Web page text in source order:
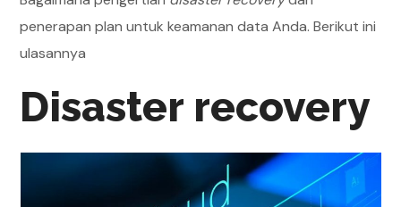
penerapan plan untuk keamanan data Anda. Berikut ini
ulasannya
Disaster recovery